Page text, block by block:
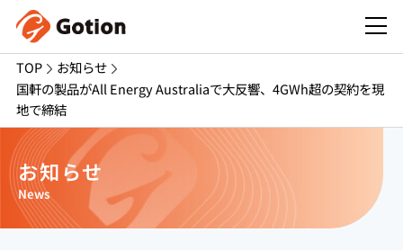
TOP
お知らせ
国軒の製品がAll Energy Australiaで大反響、4GWh超の契約を現
地で締結
お知らせ
News